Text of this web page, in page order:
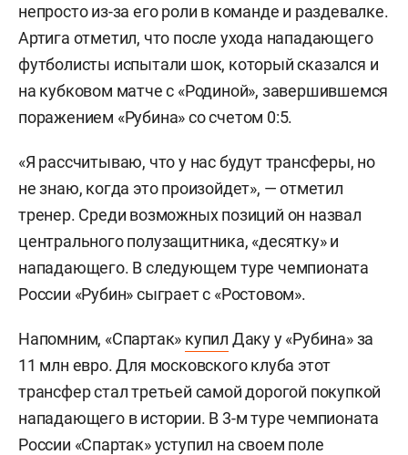
непросто из-за его роли в команде и раздевалке.
Артига отметил, что после ухода нападающего
футболисты испытали шок, который сказался и
на кубковом матче с «Родиной», завершившемся
поражением «Рубина» со счетом 0:5.
«Я рассчитываю, что у нас будут трансферы, но
не знаю, когда это произойдет», — отметил
тренер. Среди возможных позиций он назвал
центрального полузащитника, «десятку» и
нападающего. В следующем туре чемпионата
России «Рубин» сыграет с «Ростовом».
Напомним, «Спартак» купил Даку у «Рубина» за
11 млн евро. Для московского клуба этот
трансфер стал третьей самой дорогой покупкой
нападающего в истории. В 3-м туре чемпионата
России «Спартак» уступил на своем поле